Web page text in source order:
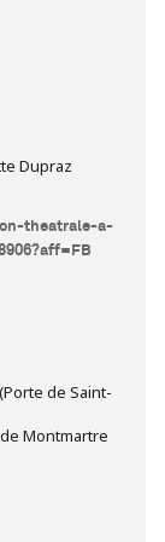
Dupraz
theatrale-a-
de Saint-
Montmartre